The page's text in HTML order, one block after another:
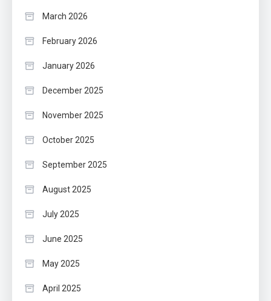
March 2026
February 2026
January 2026
December 2025
November 2025
October 2025
September 2025
August 2025
July 2025
June 2025
May 2025
April 2025